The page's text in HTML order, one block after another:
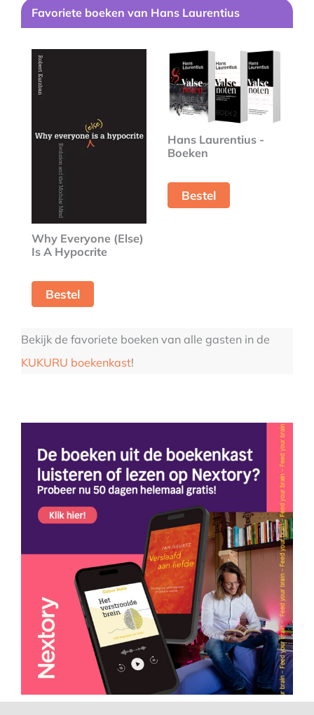
Favoriete boeken van Hans Laurentius
Why Everyone (Else)
Is A Hypocrite
Bestel
Hans Laurentius -
Boeken
Bestel
Bekijk de favoriete boeken van alle gasten in de
KUKURU boekenkast!